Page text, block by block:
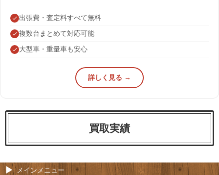
出張費・査定料すべて無料
複数台まとめて対応可能
大型車・重量車も安心
詳しく見る →
買取実績
メインメニュー